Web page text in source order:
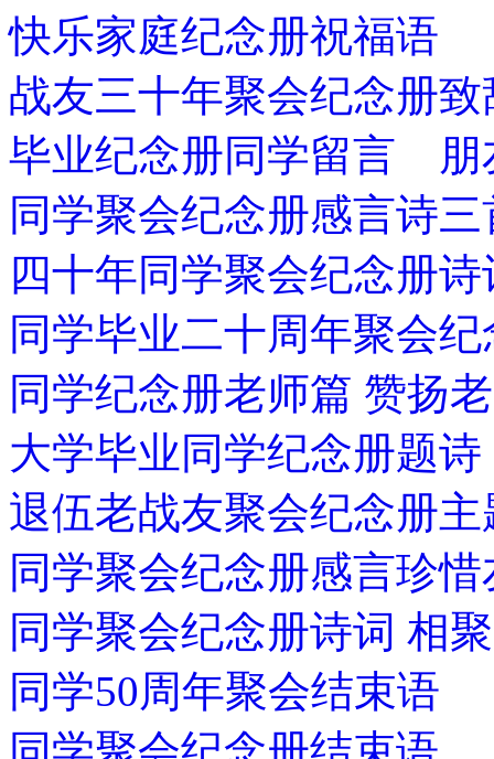
快乐家庭纪念册祝福语
战友三十年聚会纪念册致
毕业纪念册同学留言 朋
同学聚会纪念册感言诗三
四十年同学聚会纪念册
同学毕业二十周年聚会
同学纪念册老师篇 赞扬
大学毕业同学纪念册题诗
退伍老战友聚会纪念册
同学聚会纪念册感言珍
同学聚会纪念册诗词 相聚
同学50周年聚会结束语